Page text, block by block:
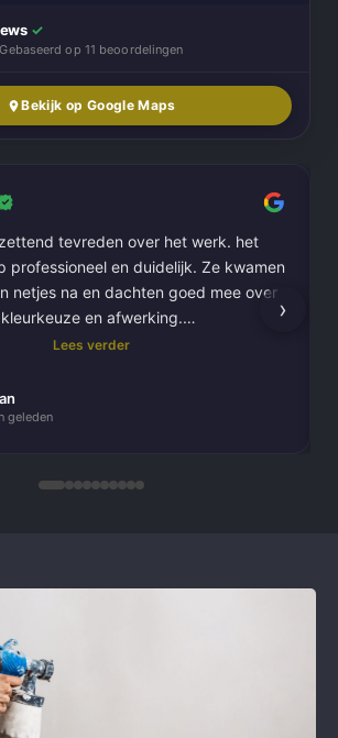
✓
Gebaseerd op 11 beoordelingen
Bekijk op Google Maps
tevreden over het werk. het
professioneel en duidelijk. Ze kwamen
netjes na en dachten goed mee over
kleurkeuze en afwerking.
is strak afgewerkt en ze werkten
zorgvuldig, met oog voor detail. .
Lees verder
geleden
›